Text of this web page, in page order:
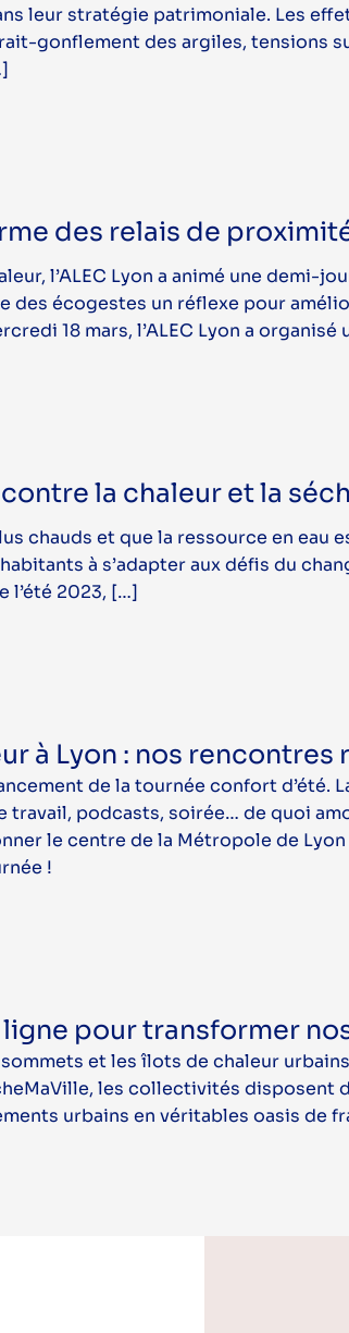
leur stratégie patrimoniale. Les
gonflement des argiles, tensions
des relais de
l’ALEC Lyon a animé une
des écogestes un réflexe pour
18 mars, l’ALEC Lyon a organisé
la chaleur et la
chauds et que la ressource en eau
à s’adapter aux défis du
l’été 2023, […]
à Lyon : nos
de la tournée confort d’été.
podcasts, soirée… de quoi
le centre de la Métropole de
!
ligne pour transformer
et les îlots de chaleur
les collectivités
urbains en véritables oasis de